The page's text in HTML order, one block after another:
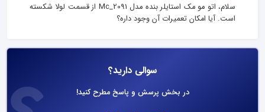
سلام، اتو مو مک استایلر بنده مدل Mc_2091 از قسمت لولا شکسته
است. آیا امکان تعمیرات آن وجود داره؟
سوالی دارید؟
در بخش پرسش و پاسخ مطرح کنید!